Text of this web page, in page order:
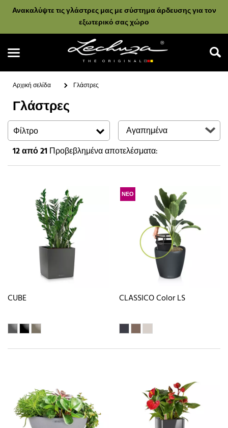
Ανακαλύψτε τις γλάστρες μας με σύστημα άρδευσης για τον
εξωτερικό σας χώρο
Αναζήτηση
Αρχική σελίδα Γλάστρες
Γλάστρες
Φίλτρο
12από 21Προβεβλημένα αποτελέσματα:
CUBE
ΝΕΟ
CLASSICO Color LS